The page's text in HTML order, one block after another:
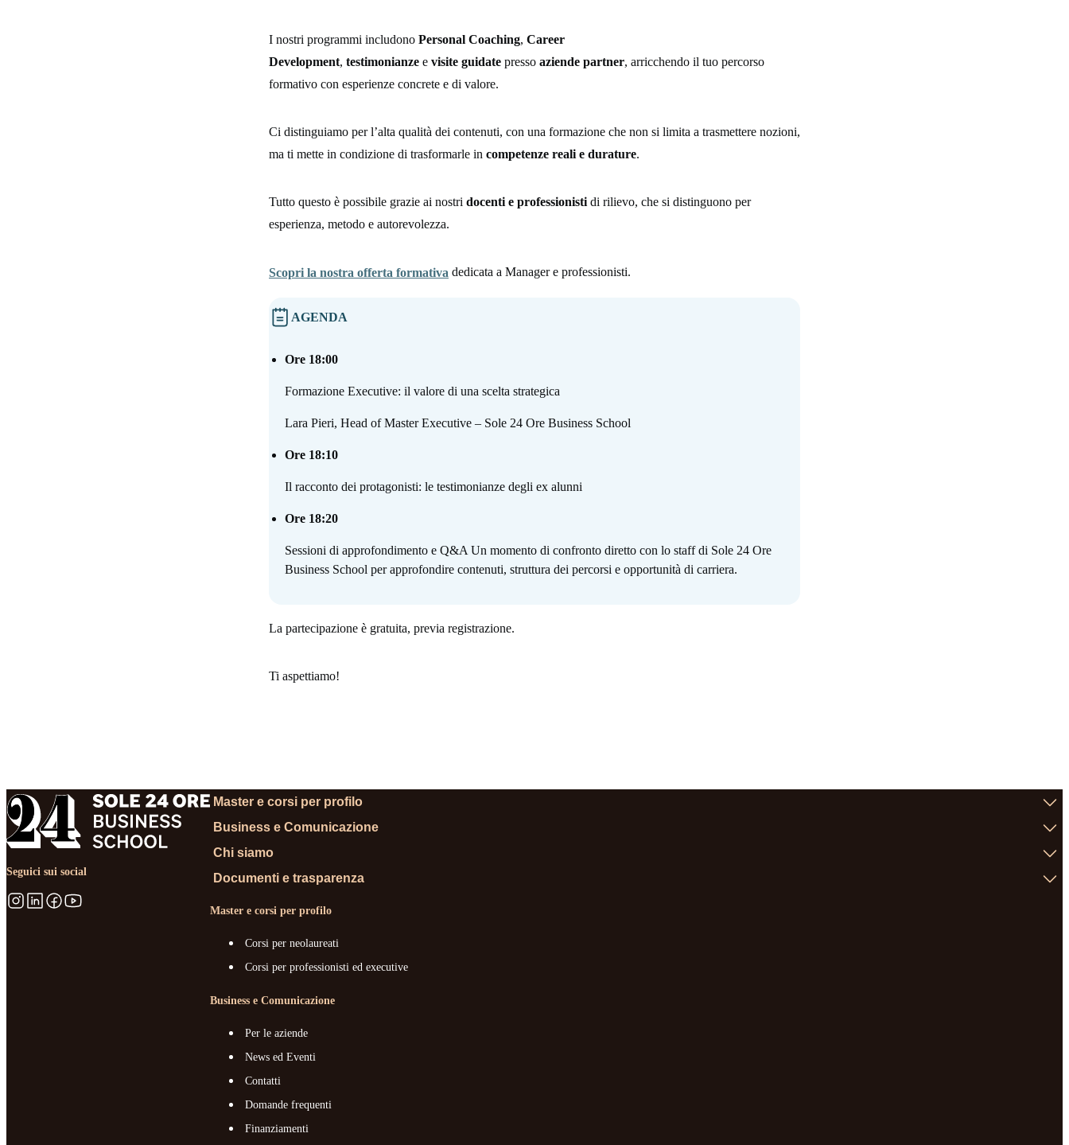
I nostri programmi includono Personal Coaching, Career
Development, testimonianze e visite guidate presso aziende partner, arricchendo il tuo percorso
formativo con esperienze concrete e di valore.
Ci distinguiamo per l’alta qualità dei contenuti, con una formazione che non si limita a trasmettere nozioni,
ma ti mette in condizione di trasformarle in competenze reali e durature.
Tutto questo è possibile grazie ai nostri docenti e professionistidi rilievo, che si distinguono per
esperienza, metodo e autorevolezza.
Scopri la nostra offerta formativa dedicata a Manager e professionisti.
AGENDA
Ore 18:00
Formazione Executive: il valore di una scelta strategica
Lara Pieri, Head of Master Executive – Sole 24 Ore Business School
Ore 18:10
Il racconto dei protagonisti: le testimonianze degli ex alunni
Ore 18:20
Sessioni di approfondimento e Q&A Un momento di confronto diretto con lo staff di Sole 24 Ore
Business School per approfondire contenuti, struttura dei percorsi e opportunità di carriera.
La partecipazione è gratuita, previa registrazione.
Ti aspettiamo!
Seguici sui social
Master e corsi per profilo
Business e Comunicazione
Chi siamo
Documenti e trasparenza
Master e corsi per profilo
Corsi per neolaureati
Corsi per professionisti ed executive
Business e Comunicazione
Per le aziende
News ed Eventi
Contatti
Domande frequenti
Finanziamenti